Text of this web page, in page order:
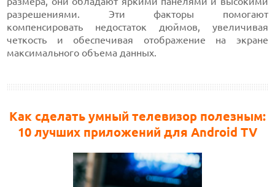
разрешениями. Эти факторы помогают
компенсировать недостаток дюймов, увеличивая
четкость и обеспечивая отображение на экране
максимального объема данных.
Как сделать умный телевизор полезным:
10 лучших приложений для Android TV